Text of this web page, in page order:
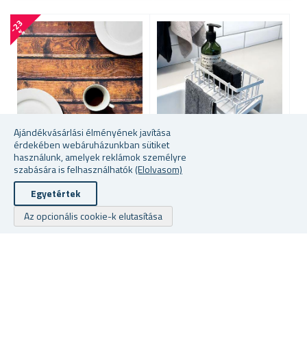
Ajándékvásárlási élményének javítása
érdekében webáruházunkban sütiket
használunk, amelyek reklámok személyre
szabására is felhasználhatók (Elolvasom)
Egyetértek
Az opcionális cookie-k elutasítása
-
2
3
%
DEKORATÍV FA MINTÁZATÚ
ASZTALTERÍTŐ 61 X 61 CM
CSEPEGTETŐ - KICSI